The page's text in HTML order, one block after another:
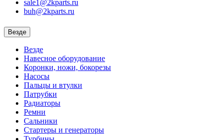
sale1@2kparts.ru
buh@2kparts.ru
Везде
Везде
Навесное оборудование
Коронки, ножи, бокорезы
Насосы
Пальцы и втулки
Патрубки
Радиаторы
Ремни
Сальники
Стартеры и генераторы